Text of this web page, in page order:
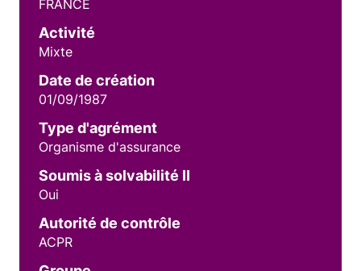
FRANCE
Activité
Mixte
Date de création
01/09/1987
Type d'agrément
Organisme d'assurance
Soumis à solvabilité II
Oui
Autorité de contrôle
ACPR